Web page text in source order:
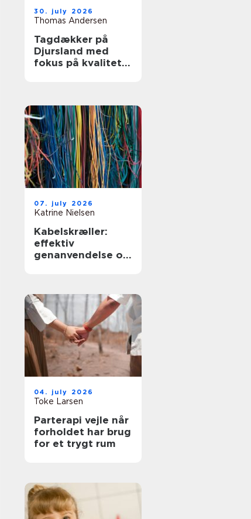
30. july 2026
Thomas Andersen
Tagdækker på
Djursland med
fokus på kvalitet
07. july 2026
Katrine Nielsen
Kabelskræller:
effektiv
genanvendelse og
04. july 2026
Toke Larsen
Parterapi vejle når
forholdet har brug
for et trygt rum